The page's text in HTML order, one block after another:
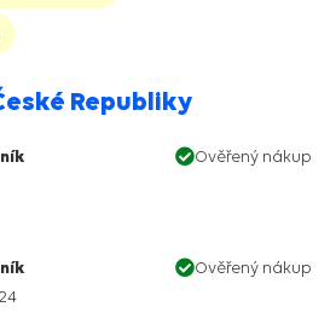
Republiky
Ověřený nákup
Ověřený nákup